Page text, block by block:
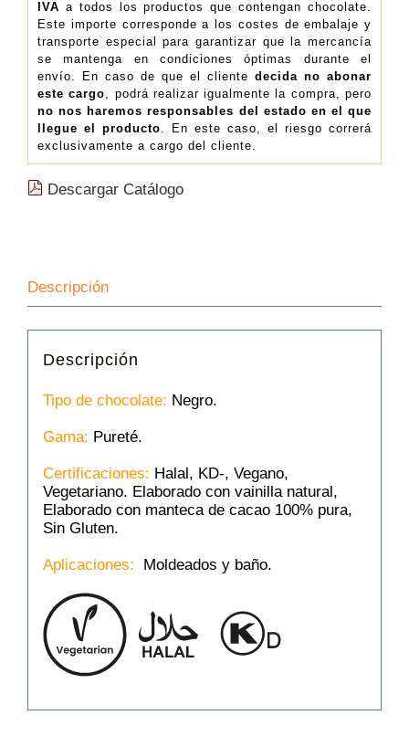
IVA a todos los productos que contengan chocolate.
Este importe corresponde a los costes de embalaje y
transporte especial para garantizar que la mercancía
se mantenga en condiciones óptimas durante el
envío. En caso de que el cliente decida no abonar
este cargo , podrá realizar igualmente la compra, pero
no nos haremos responsables del estado en el que
llegue el producto . En este caso, el riesgo correrá
exclusivamente a cargo del cliente.
Descargar Catálogo
Descripción
Descripción
Tipo de chocolate: Negro.
Gama: Pureté.
Certificaciones: Halal, KD-, Vegano,
Vegetariano. Elaborado con vainilla natural,
Elaborado con manteca de cacao 100% pura,
Sin Gluten.
Aplicaciones: Moldeados y baño.